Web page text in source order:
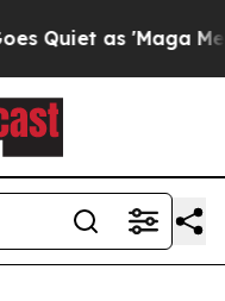
as 'Maga Media